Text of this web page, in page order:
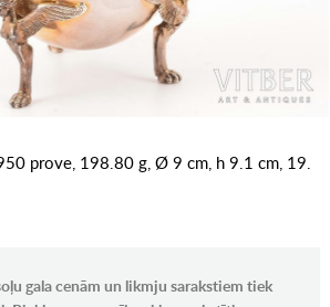
prove, 198.80 g, Ø 9 cm, h 9.1 cm, 19.
gala cenām un likmju sarakstiem tiek